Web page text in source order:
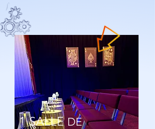
1 SALLE DE